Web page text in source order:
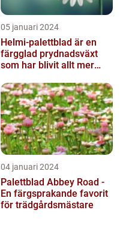
05 januari 2024
Helmi-palettblad är en
färgglad prydnadsväxt
som har blivit allt mer
trädgårdsentusias...
04 januari 2024
Palettblad Abbey Road -
En färgsprakande favorit
för trädgårdsmästare